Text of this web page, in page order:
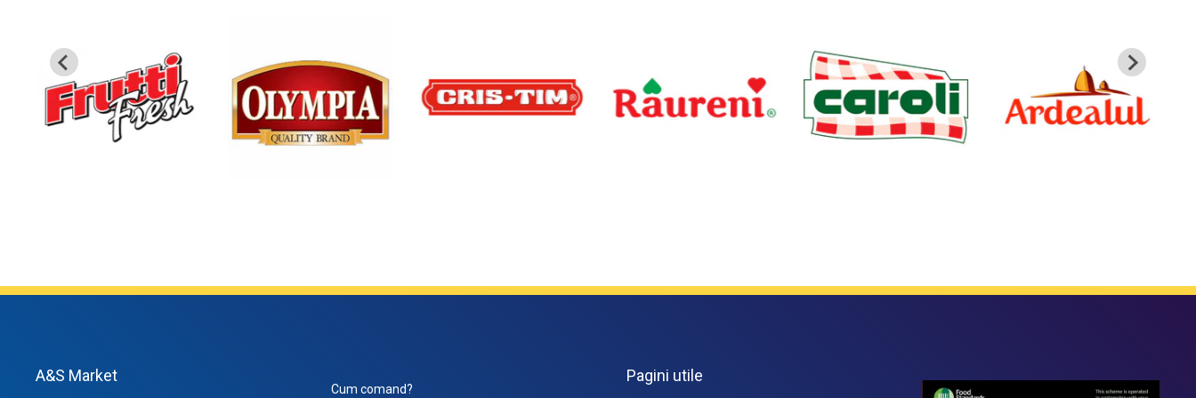
A&S Market
Cum comand?
Pagini utile